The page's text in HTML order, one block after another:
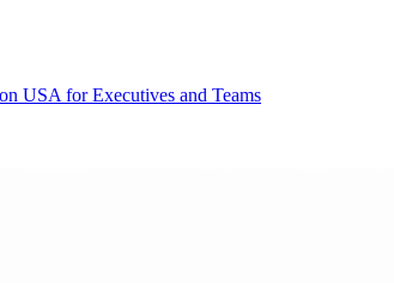
USA for Executives and Teams